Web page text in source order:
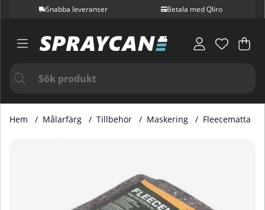
Snabba leveranser Betala med Qliro
.
Hem Målarfärg Tillbehör Maskering Fleecematta